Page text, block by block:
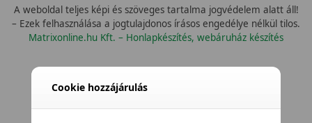
A weboldal teljes képi és szöveges tartalma jogvédelem alatt áll!
– Ezek felhasználása a jogtulajdonos írásos engedélye nélkül tilos.
Matrixonline.hu Kft. – Honlapkészítés, webáruház készítés
Cookie hozzájárulás